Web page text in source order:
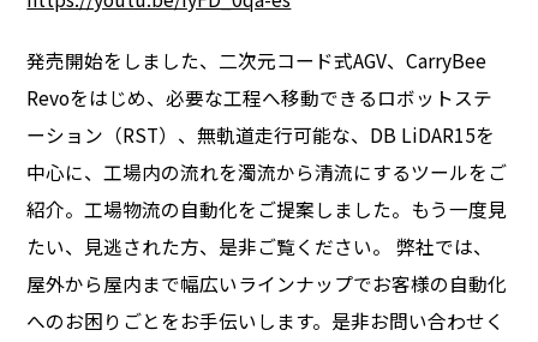
発売開始をしました、二次元コード式AGV、CarryBee
Revoをはじめ、必要な工程へ移動できるロボットステ
ーション（RST）、無軌道走行可能な、DB LiDAR15を
中心に、工場内の流れを濁流から清流にするツールをご
紹介。工場物流の自動化をご提案しました。もう一度見
たい、見逃された方、是非ご覧ください。 弊社では、
屋外から屋内まで幅広いラインナップでお客様の自動化
へのお困りごとをお手伝いします。是非お問い合わせく